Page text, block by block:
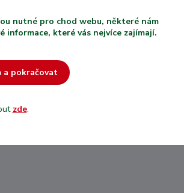
ZÁKAZNÍKŮ KTEŘÍ
U NÁS NAKOUPILI
nutné pro chod webu, některé nám
které vás nejvíce zajímají.
a pokračovat
zde.